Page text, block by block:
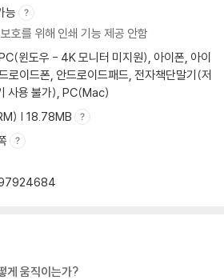
리자
자들
능
호를 위해 인쇄 기능 제공 안함
윈도우 - 4K 모니터 미지원), 아이폰, 아이
로이드폰, 안드로이드패드, 전자책단말기(저
사용 불가), PC(Mac)
| 18.78MB
게 움직이는가?